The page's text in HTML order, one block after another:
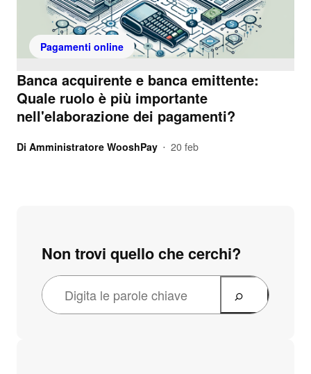
Pagamenti online
Banca acquirente e banca emittente:
Quale ruolo è più importante
nell'elaborazione dei pagamenti?
Di Amministratore WooshPay • 20 feb
Non trovi quello che cerchi?